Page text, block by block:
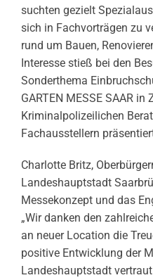
suchten gezielt
sich in Fachvorträgen zu
rund um Bauen,
Interesse stieß bei den
Sonderthema
GARTEN MESSE SAAR
Kriminalpolizeilichen
Fachausstellern
Charlotte Britz,
Landeshauptstadt
Messekonzept und das
„Wir danken den
an neuer Location die
positive Entwicklung der
Landeshauptstadt